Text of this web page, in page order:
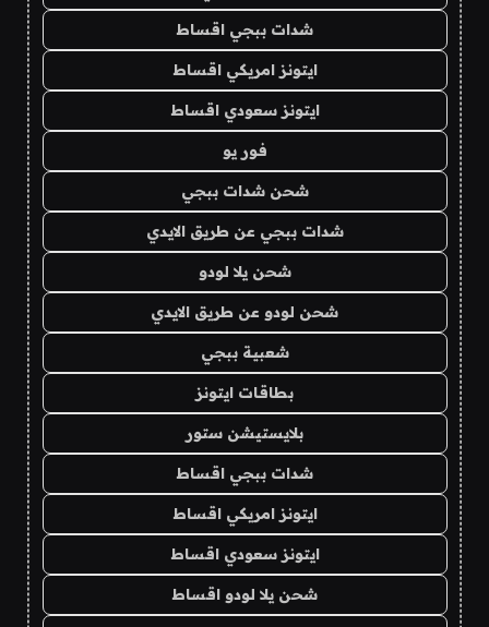
شدات ببجي اقساط
ايتونز امريكي اقساط
ايتونز سعودي اقساط
فور يو
شحن شدات ببجي
شدات ببجي عن طريق الايدي
شحن يلا لودو
شحن لودو عن طريق الايدي
شعبية ببجي
بطاقات ايتونز
بلايستيشن ستور
شدات ببجي اقساط
ايتونز امريكي اقساط
ايتونز سعودي اقساط
شحن يلا لودو اقساط